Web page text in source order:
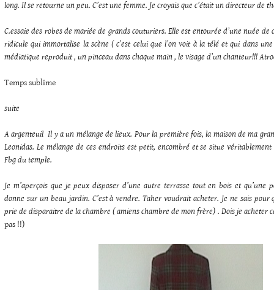
long. Il se retourne un peu. C’est une femme. Je croyais que c’était un directeur de
C.essaie des robes de mariée de grands couturiers. Elle est entourée d’une nuée
ridicule qui immortalise la scène ( c’est celui que l’on voit à la télé et qui dans
médiatique reproduit , un pinceau dans chaque main , le visage d’un chanteur!!!
Temps sublime
suite
A argenteuilIl y a un mélange de lieux. Pour la première fois, la maison de ma
Leonidas. Le mélange de ces endroits est petit, encombré et se situe
Fbg du temple.
Je m’aperçois que je peux disposer d’une autre terrasse tout en bois et qu’une
donne sur un beau jardin. C’est à vendre. Taher voudrait acheter. Je ne sais
prie de disparaitre de la chambre ( amiens chambre de mon frère) . Dois je acheter
pas !!)